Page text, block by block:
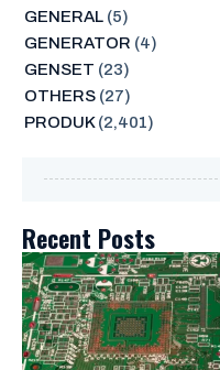
GENERAL(5)
GENERATOR (4)
GENSET (23)
OTHERS(27)
PRODUK(2,401)
Recent Posts